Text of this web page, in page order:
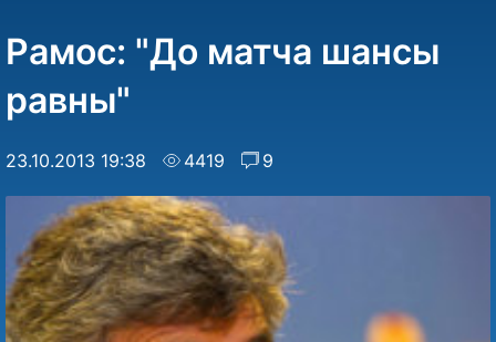
Рамос: "До матча шансы
равны"
23.10.2013 19:38 4419 9